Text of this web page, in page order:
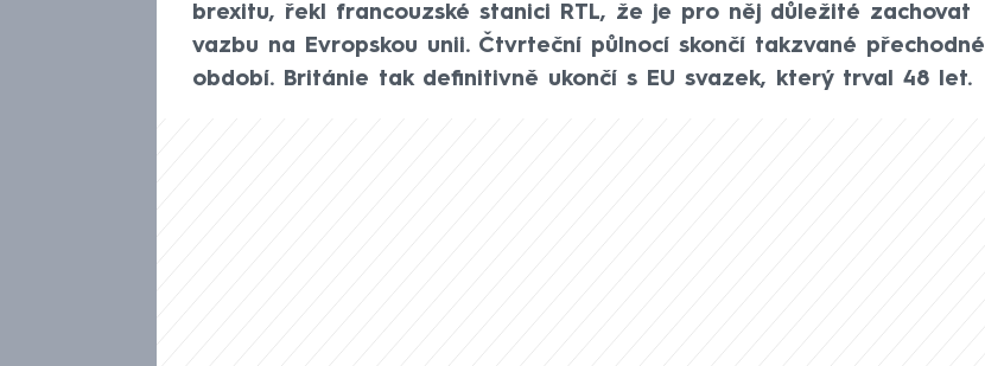
brexitu, řekl francouzské stanici RTL, že je pro něj důležité zachovat
vazbu na Evropskou unii. Čtvrteční půlnocí skončí takzvané přechodné
období. Británie tak definitivně ukončí s EU svazek, který trval 48 let.